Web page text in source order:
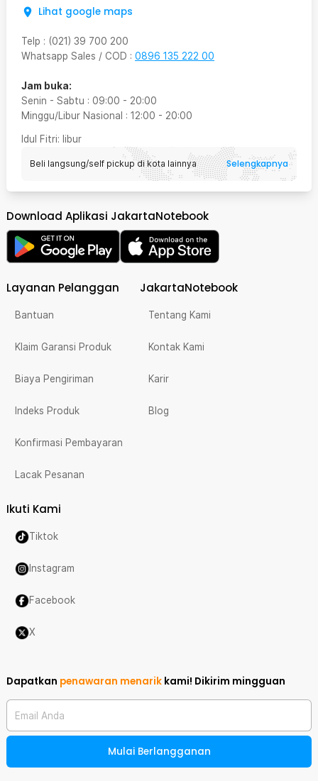
Lihat google maps
Telp : (021) 39 700 200
Whatsapp Sales / COD : 0896 135 222 00
Jam buka:
Senin - Sabtu : 09:00 - 20:00
Minggu/Libur Nasional : 12:00 - 20:00
Idul Fitri: libur
Beli langsung/self pickup di kota lainnya Selengkapnya
Download Aplikasi JakartaNotebook
Layanan Pelanggan
Bantuan
Klaim Garansi Produk
Biaya Pengiriman
Indeks Produk
Konfirmasi Pembayaran
Lacak Pesanan
JakartaNotebook
Tentang Kami
Kontak Kami
Karir
Blog
Ikuti Kami
Tiktok
Instagram
Facebook
X
Dapatkan penawaran menarik kami! Dikirim mingguan
Email Anda
Mulai Berlangganan